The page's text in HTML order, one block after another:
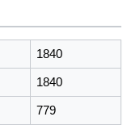
1840
1840
779